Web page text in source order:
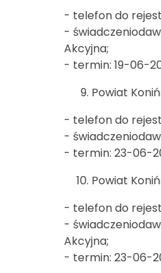
- telefon do
-
Akcyjna;
- termin: 19-06-
Powiat
- telefon do
-
- termin: 23-06-
Powiat
- telefon do
-
Akcyjna;
- termin: 23-06-